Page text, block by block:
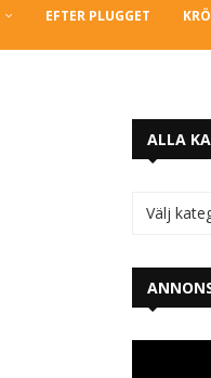
EFTER PLUGGET
ALLA